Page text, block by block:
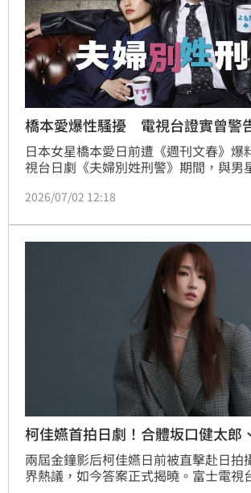
橋本愛爆性騷擾 電視台證實曾警
日本女星橋本愛日前遭《週刊文春》爆
視台日劇《夫婦別姓刑警》期間，與男
駁報導內容後，富士電視台2日也首度發
似情況再次發生。
2026/07/02 12:18
柯佳嬿首拍日劇！合體坂口健太郎
兩屆金鐘影后柯佳嬿日前被直擊赴日拍
界熱議，如今答案正式揭曉。富士電視